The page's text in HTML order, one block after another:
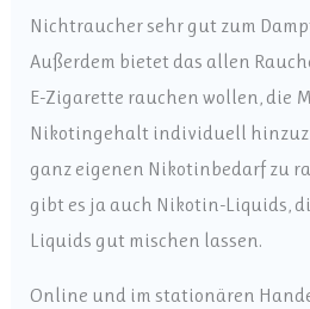
Nichtraucher sehr gut zum
Außerdem bietet das allen
E-Zigarette rauchen wollen, die
Nikotingehalt individuell
ganz eigenen Nikotinbedarf zu
gibt es ja auch Nikotin-Liquids,
Liquids gut mischen lassen.
Online und im stationären